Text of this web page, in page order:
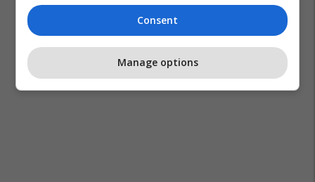
Consent
Manage options